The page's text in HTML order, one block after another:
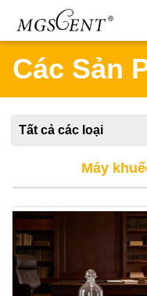
Các Sản
Tất cả các loại
Máy